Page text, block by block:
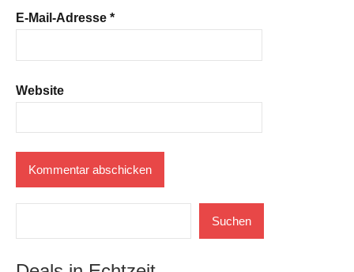
E-Mail-Adresse *
Website
Suchen